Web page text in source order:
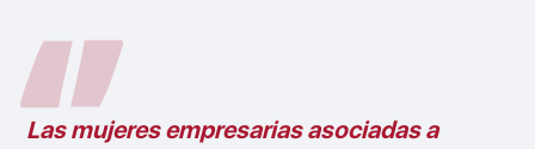
Las mujeres empresarias asociadas a